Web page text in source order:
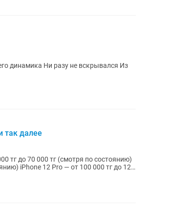
динамика Ни разу не вскрывался Из
так далее
тг до 70 000 тг (смотря по состоянию)
iPhone 12 Pro — от 100 000 тг до 120